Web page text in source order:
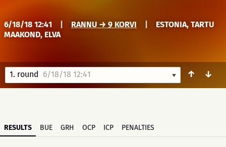
6/18/18 12:41 RANNU → 9 KORVI
ESTONIA, TARTU
MAAKOND, ELVA
1. round 6/18/18 12:41 ↑ ↓
RESULTS BUE GRH OCP ICP PENALTIES